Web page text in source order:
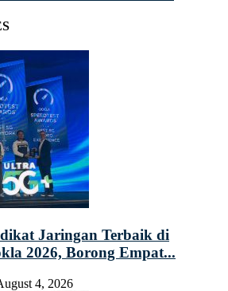
Jaringan Terbaik di
2026, Borong Empat...
4, 2026